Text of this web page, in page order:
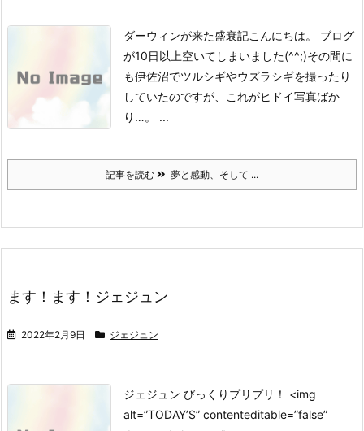
ダーウィンが来た盛衰記こんにちは。
ブログ
が10日以上空いてしまいました(^^;)その間に
も伊佐沼でツルシギやウズラシギを撮ったり
していたのですが、これがヒドイ写真ばか
り…。 ...
記事を読む 夢と感動、そして ...
ます！ます！ジェジュン
2022年2月9日 ジェジュン
ジェジュン びっくりプリプリ！ <img
alt=”TODAY’S” contenteditable=”false”